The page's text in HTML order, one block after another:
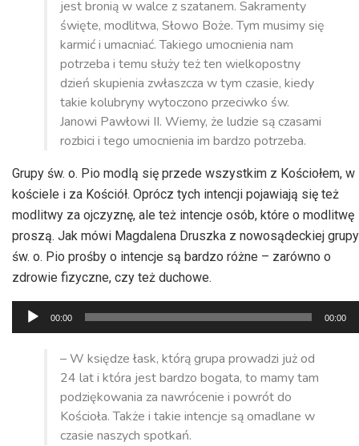
jest bronią w walce z szatanem. Sakramenty
święte, modlitwa, Słowo Boże. Tym musimy się
karmić i umacniać. Takiego umocnienia nam
potrzeba i temu służy też ten wielkopostny
dzień skupienia zwłaszcza w tym czasie, kiedy
takie kolubryny wytoczono przeciwko św.
Janowi Pawłowi II. Wiemy, że ludzie są czasami
rozbici i tego umocnienia im bardzo potrzeba.
Grupy św. o. Pio modlą się przede wszystkim z Kościołem, w
kościele i za Kościół. Oprócz tych intencji pojawiają się też
modlitwy za ojczyznę, ale też intencje osób, które o modlitwę
proszą. Jak mówi Magdalena Druszka z nowosądeckiej grupy
św. o. Pio prośby o intencje są bardzo różne – zarówno o
zdrowie fizyczne, czy też duchowe.
Odtwarzacz
plików
dźwiękowych
00:00 00:00
– W księdze łask, którą grupa prowadzi już od
24 lat i która jest bardzo bogata, to mamy tam
podziękowania za nawrócenie i powrót do
Kościoła. Także i takie intencje są omadlane w
czasie naszych spotkań.